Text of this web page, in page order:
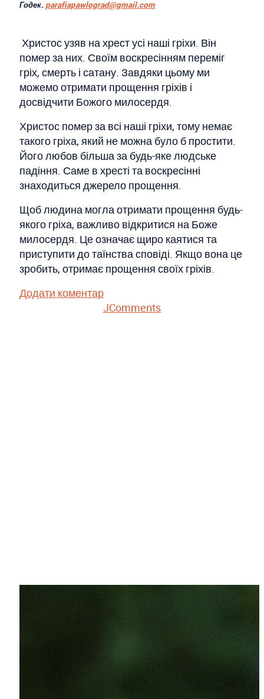
Годек.parafiapawlograd@gmail.com
Христос узяв на хрест усі наші гріхи. Він
помер за них. Своїм воскресінням переміг
гріх, смерть і сатану. Завдяки цьому ми
можемо отримати прощення гріхів і
досвідчити Божого милосердя.
Христос помер за всі наші гріхи, тому немає
такого гріха, який не можна було б простити.
Його любов більша за будь-яке людське
падіння. Саме в хресті та воскресінні
знаходиться джерело прощення.
Щоб людина могла отримати прощення будь-
якого гріха, важливо відкритися на Боже
милосердя. Це означає щиро каятися та
приступити до таїнства сповіді. Якщо вона це
зробить, отримає прощення своїх гріхів.
Додати коментар
JComments